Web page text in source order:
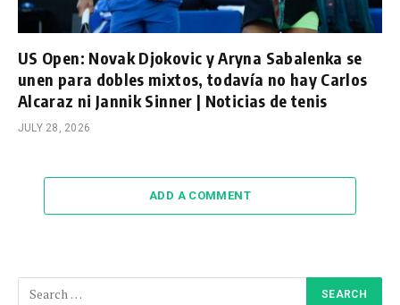
US Open: Novak Djokovic y Aryna Sabalenka se
unen para dobles mixtos, todavía no hay Carlos
Alcaraz ni Jannik Sinner | Noticias de tenis
JULY 28, 2026
ADD A COMMENT